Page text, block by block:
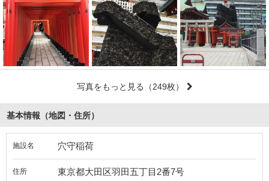
写真をもっと見る （249枚）
基本情報（地図・住所）
施設名 穴守稲荷
住所 東京都大田区羽田五丁目2番7号